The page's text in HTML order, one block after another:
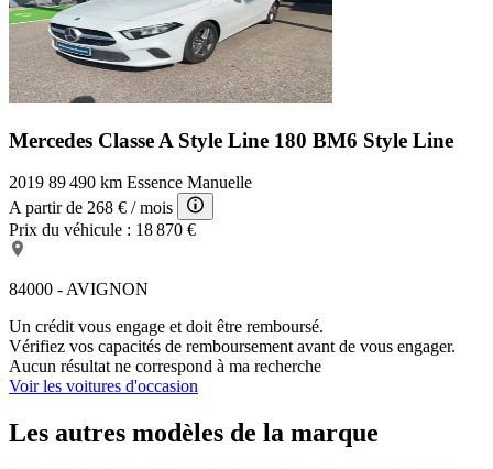
Mercedes Classe A Style Line 180 BM6 Style Line
2019 89 490 km Essence Manuelle
A partir de 268 € / mois
Prix du véhicule : 18 870 €
84000 - AVIGNON
Un crédit vous engage et doit être remboursé.
Vérifiez vos capacités de remboursement avant de vous engager.
Aucun résultat ne correspond à ma recherche
Voir les voitures d'occasion
Les autres modèles de la marque